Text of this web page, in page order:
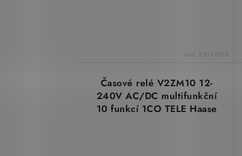
Kód: BB143955
Časové relé V2ZM10 12-
240V AC/DC multifunkční
10 funkcí 1CO TELE Haase